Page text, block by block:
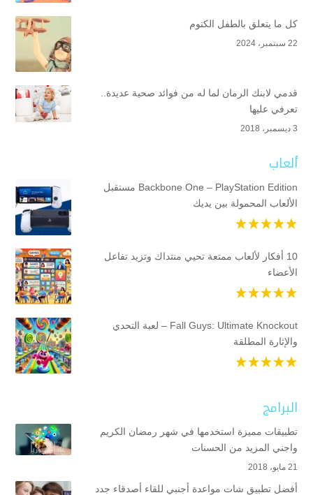
كل ما يتعلق بالطفل الكتوم
22 سبتمبر، 2024
قدمي لابنك الرمان لما له من فوائد صحية عديدة..
تعرفي عليها
3 ديسمبر، 2018
ألعاب
Backbone One – PlayStation Edition مستقبل
الألعاب المحمولة بين يديك
10 أفكار لألعاب ممتعة تحيي منتداك وتزيد تفاعل
الأعضاء
Fall Guys: Ultimate Knockout – لعبة التحدي
والإثارة المطلقة
البرامج
تطبيقات مميزة استخدمها في شهر رمضان الكريم
واجني المزيد من الحسنات
21 مايو، 2018
أفضل تطبيق شات مواعدة أجنبي للقاء أصدقاء جدد